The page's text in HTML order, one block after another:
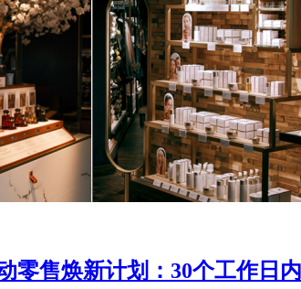
零售焕新计划：30个工作日